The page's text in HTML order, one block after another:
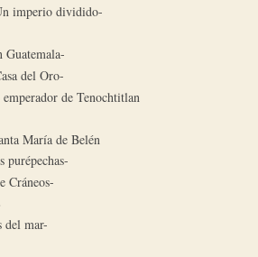
imperio dividido-
Guatemala-
del Oro-
de Tenochtitlan
María de Belén
Cráneos-
del mar-